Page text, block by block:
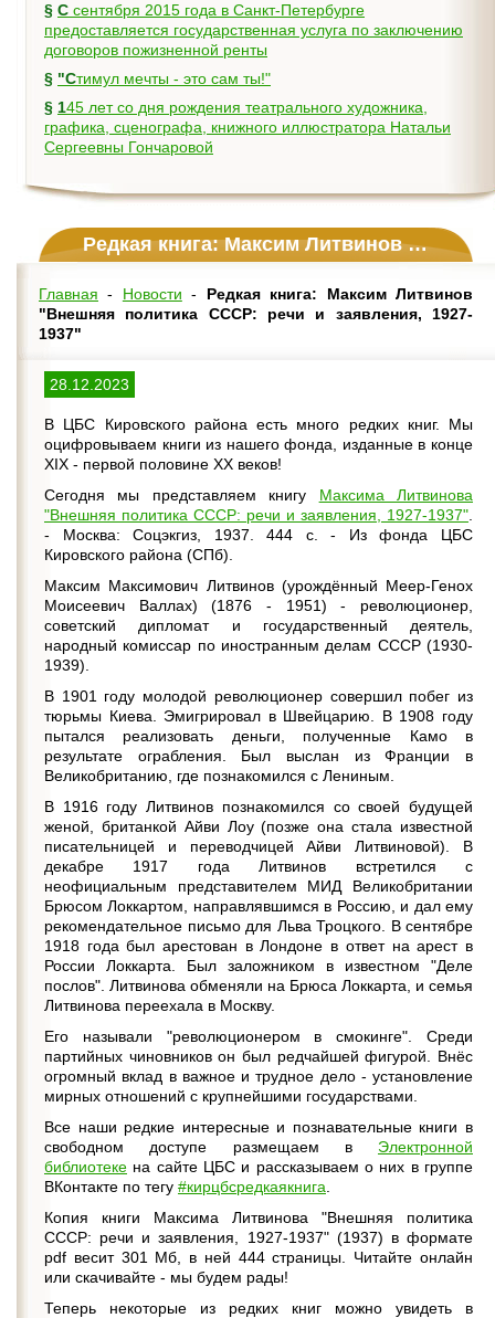
§ С сентября 2015 года в Санкт-Петербурге
предоставляется государственная услуга по заключению
договоров пожизненной ренты
§
"Стимул мечты - это сам ты!"
§ 145 лет со дня рождения театрального художника,
графика, сценографа, книжного иллюстратора Натальи
Сергеевны Гончаровой
Редкая книга: Максим Литвинов "Внешняя политика СССР: речи и заявления, 1927-1937"
Главная - Новости - Редкая книга: Максим Литвинов
"Внешняя политика СССР: речи и заявления, 1927-
1937"
28.12.2023
В ЦБС Кировского района есть много редких книг. Мы
оцифровываем книги из нашего фонда, изданные в конце
XIX - первой половине XX веков!
Сегодня мы представляем книгу Максима Литвинова
"Внешняя политика СССР: речи и заявления, 1927-1937"
- Москва: Соцэкгиз, 1937. 444 с. - Из фонда ЦБС
Кировского района (СПб).
Максим Максимович Литвинов (урождённый Меер-Генох
Моисеевич Валлах) (1876 - 1951) - революционер,
советский дипломат и государственный деятель,
народный комиссар по иностранным делам СССР (1930-
1939).
В 1901 году молодой революционер совершил побег из
тюрьмы Киева. Эмигрировал в Швейцарию. В 1908 году
пытался реализовать деньги, полученные Камо в
результате ограбления. Был выслан из Франции в
Великобританию, где познакомился с Лениным.
В 1916 году Литвинов познакомился со своей будущей
женой, британкой Айви Лоу (позже она стала известной
писательницей и переводчицей Айви Литвиновой). В
декабре 1917 года Литвинов встретился с
неофициальным представителем МИД Великобритании
Брюсом Локкартом, направлявшимся в Россию, и дал ему
рекомендательное письмо для Льва Троцкого. В сентябре
1918 года был арестован в Лондоне в ответ на арест в
России Локкарта. Был заложником в известном "Деле
послов". Литвинова обменяли на Брюса Локкарта, и семья
Литвинова переехала в Москву.
Его называли "революционером в смокинге". Среди
партийных чиновников он был редчайшей фигурой. Внёс
огромный вклад в важное и трудное дело - установление
мирных отношений с крупнейшими государствами.
Все наши редкие интересные и познавательные книги в
свободном доступе размещаем в Электронной
библиотеке на сайте ЦБС и рассказываем о них в группе
ВКонтакте по тегу #кирцбсредкаякнига
Копия книги Максима Литвинова "Внешняя политика
СССР: речи и заявления, 1927-1937" (1937) в формате
pdf весит 301 Мб, в ней 444 страницы. Читайте онлайн
или скачивайте - мы будем рады!
Теперь некоторые из редких книг можно увидеть в